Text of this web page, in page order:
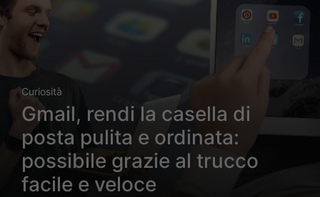
Curiosità
Gmail, rendi la casella di
posta pulita e ordinata:
possibile grazie al trucco
facile e veloce